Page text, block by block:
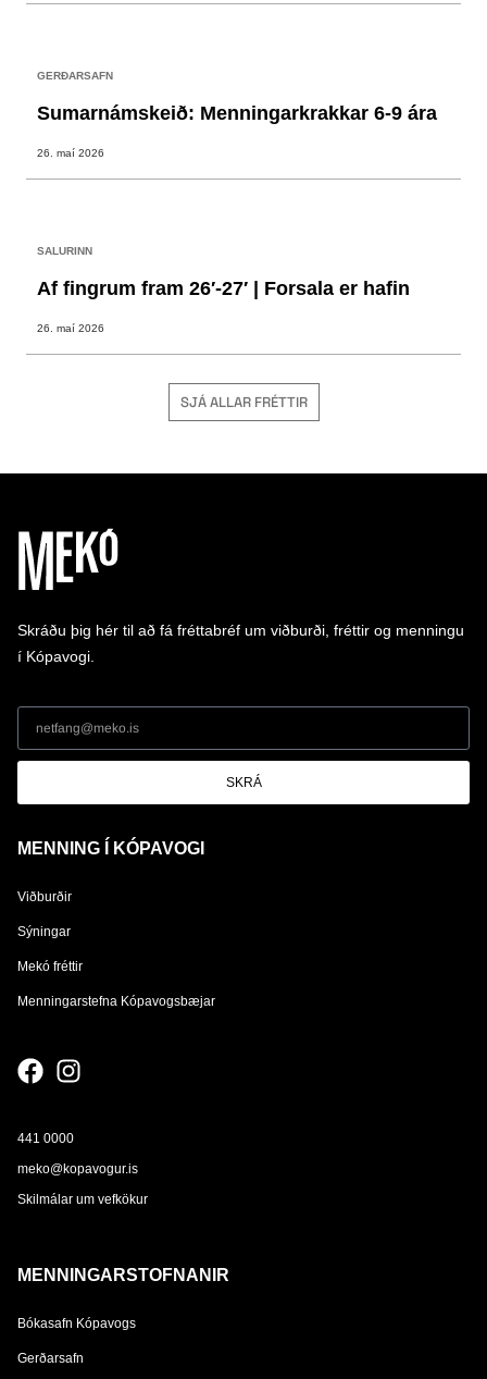
GERÐARSAFN
Sumarnámskeið: Menningarkrakkar 6-9 ára
26. maí 2026
SALURINN
Af fingrum fram 26′-27′ | Forsala er hafin
26. maí 2026
SJÁ ALLAR FRÉTTIR
Skráðu þig hér til að fá fréttabréf um viðburði, fréttir og menningu
í Kópavogi.
SKRÁ
MENNING Í KÓPAVOGI
Viðburðir
Sýningar
Mekó fréttir
Menningarstefna Kópavogsbæjar
441 0000
meko@kopavogur.is
Skilmálar um vefkökur
MENNINGARSTOFNANIR
Bókasafn Kópavogs
Gerðarsafn